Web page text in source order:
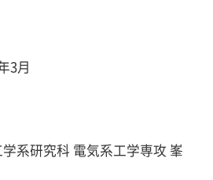
3月
系研究科 電気系工学専攻 峯